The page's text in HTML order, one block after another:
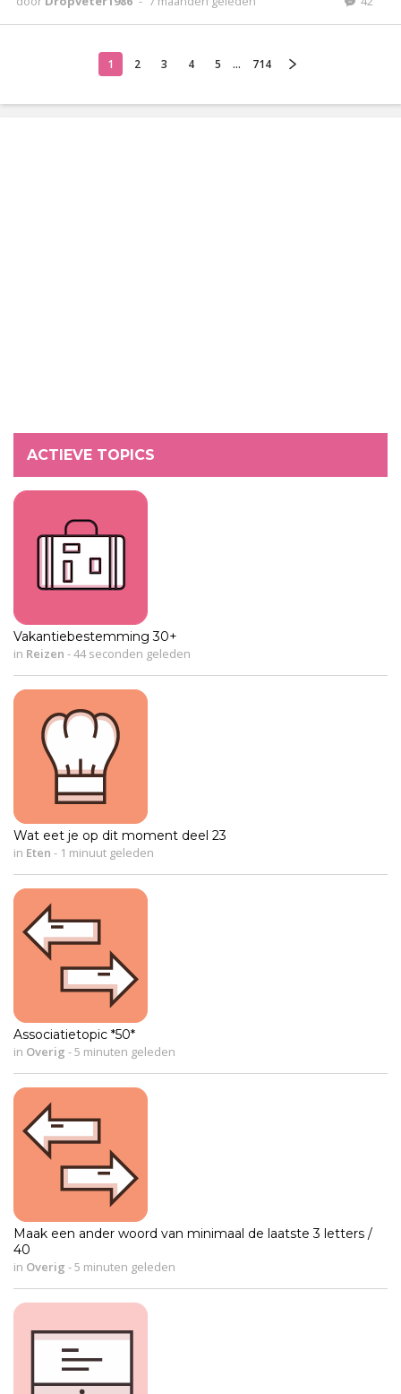
1 2 3 4 5 ... 714
ACTIEVE TOPICS
Vakantiebestemming 30+
in Reizen -44 seconden geleden
Wat eet je op dit moment deel 23
in Eten - 1 minuut geleden
Associatietopic *50*
in Overig -5 minuten geleden
Maak een ander woord van minimaal de laatste 3 letters /
40
in Overig -5 minuten geleden